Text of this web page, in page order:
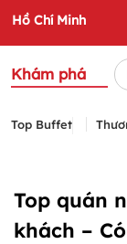
Khám phá
Top Buffet
Top quán
khách –